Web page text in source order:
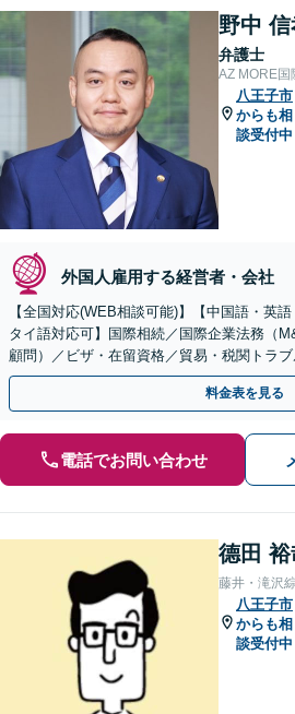
野中
弁護士
AZ MORE国
八王子市
からも相
談受付中
外国人雇用する経営者・会社
【全国対応(WEB相談可能)】【中国語・英
タイ語対応可】国際相続／国際企業法務（
顧問）／ビザ・在留資格／貿易・税関トラ
国人刑事事件など、幅広いご相談に対応可能
料金表を見る
電話でお問い合わせ
德田 裕
藤井・滝沢
八王子市
からも相
談受付中